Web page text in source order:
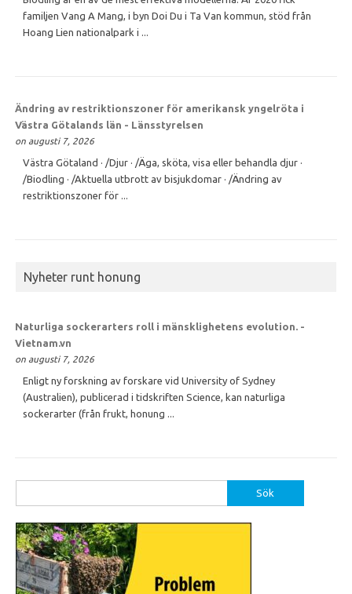
familjen Vang A Mang, i byn Doi Du i Ta Van kommun, stöd från
Hoang Lien nationalpark i ...
Ändring av restriktionszoner för amerikansk yngelröta i
Västra Götalands län - Länsstyrelsen
on augusti 7, 2026
Västra Götaland · /Djur · /Äga, sköta, visa eller behandla djur ·
/Biodling · /Aktuella utbrott av bisjukdomar · /Ändring av
restriktionszoner för ...
Nyheter runt honung
Naturliga sockerarters roll i mänsklighetens evolution. -
Vietnam.vn
on augusti 7, 2026
Enligt ny forskning av forskare vid University of Sydney
(Australien), publicerad i tidskriften Science, kan naturliga
sockerarter (från frukt, honung ...
efter: